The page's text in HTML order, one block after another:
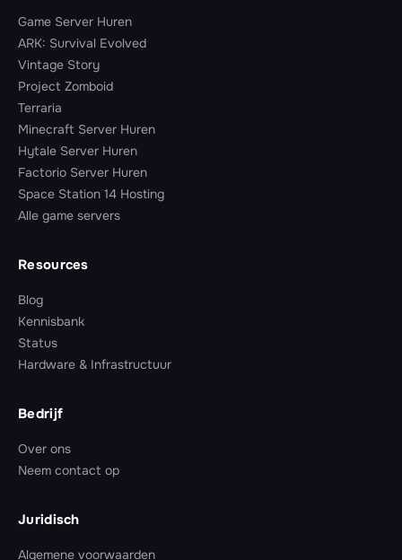
Game Server Huren
ARK: Survival Evolved
Vintage Story
Project Zomboid
Terraria
Minecraft Server Huren
Hytale Server Huren
Factorio Server Huren
Space Station 14 Hosting
Alle game servers
Resources
Blog
Kennisbank
Status
Hardware & Infrastructuur
Bedrijf
Over ons
Neem contact op
Juridisch
Algemene voorwaarden